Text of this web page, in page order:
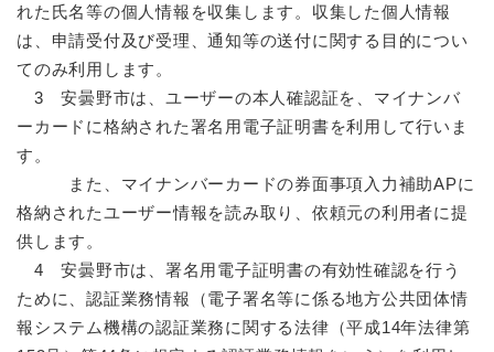
れた氏名等の個人情報を収集します。収集した個人情報
は、申請受付及び受理、通知等の送付に関する目的につい
てのみ利用します。
3 安曇野市は、ユーザーの本人確認証を、マイナンバ
ーカードに格納された署名用電子証明書を利用して行いま
す。
また、マイナンバーカードの券面事項入力補助APに
格納されたユーザー情報を読み取り、依頼元の利用者に提
供します。
4 安曇野市は、署名用電子証明書の有効性確認を行う
ために、認証業務情報（電子署名等に係る地方公共団体情
報システム機構の認証業務に関する法律（平成14年法律第